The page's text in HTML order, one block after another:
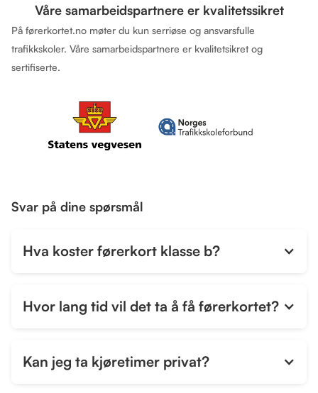
Våre samarbeidspartnere er kvalitetssikret
På førerkortet.no møter du kun serriøse og ansvarsfulle
trafikkskoler. Våre samarbeidspartnere er kvalitetsikret og
sertifiserte.
Svar på dine spørsmål
Hva koster førerkort klasse b?
Hvor lang tid vil det ta å få førerkortet?
Kan jeg ta kjøretimer privat?